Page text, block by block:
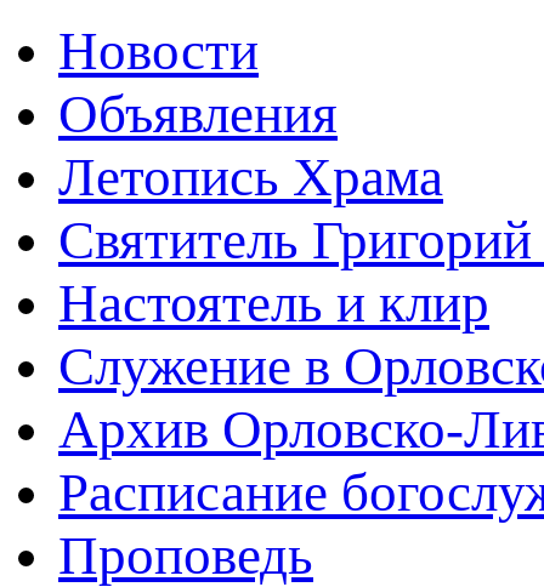
Новости
Объявления
Летопись Храма
Святитель
Настоятель и клир
Служение в
Архив Орловско-
Расписание
Проповедь